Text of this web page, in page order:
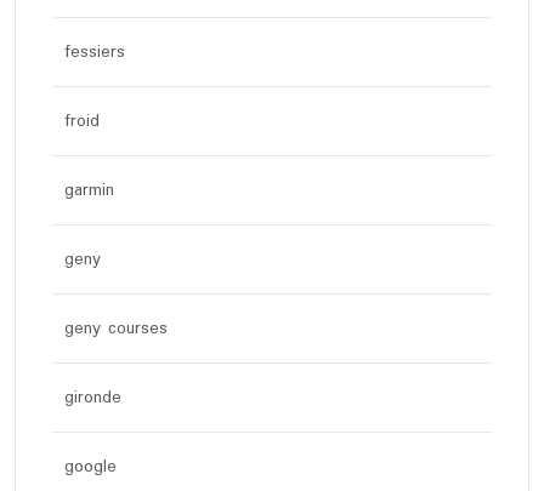
fessiers
froid
garmin
geny
geny courses
gironde
google